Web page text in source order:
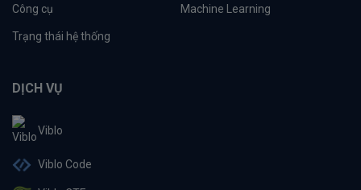
Công cụ Machine Learning
Trạng thái hệ thống
DỊCH VỤ
Viblo
Viblo Code